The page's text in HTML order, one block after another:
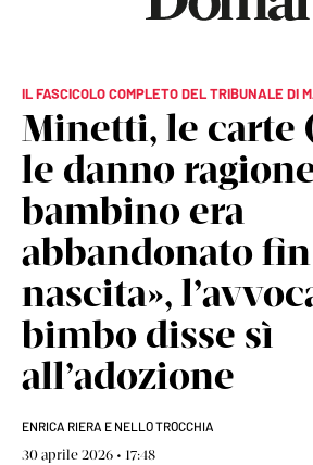
IL FASCICOLO COMPLETO DEL TRIBUNALE DI
Minetti, le carte
le danno
bambino era
abbandonato
nascita»,
bimbo disse sì
all’adozione
ENRICA RIERA E NELLO TROCCHIA
30 aprile 2026 • 17:48